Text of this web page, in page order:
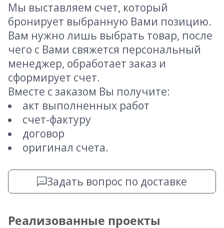
Мы выставляем счет, который
бронирует выбранную Вами позицию.
Вам нужно лишь выбрать товар, после
чего с Вами свяжется персональный
менеджер, обработает заказ и
сформирует счет.
Вместе с заказом Вы получите:
акт выполненных работ
счет-фактуру
договор
оригинал счета.
Задать вопрос по доставке
Реализованные проекты